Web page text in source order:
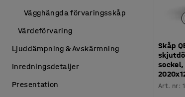
Skåp
Art. nr:
Vägghängda förvaringsskåp
Värdeförvaring
Ljuddämpning & Avskärmning
Inredningsdetaljer
Presentation